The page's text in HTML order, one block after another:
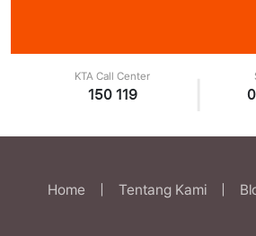
KTA Call Center
150 119
Home Tentang Kami